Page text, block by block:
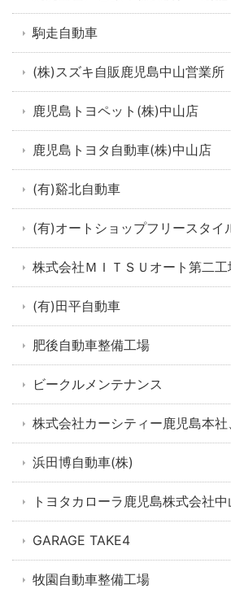
駒走自動車
(株)スズキ自販鹿児島中山営業所
鹿児島トヨペット(株)中山店
鹿児島トヨタ自動車(株)中山店
(有)谿北自動車
(有)オートショップフリースタイ
株式会社ＭＩＴＳＵオート第二工
(有)田平自動車
肥後自動車整備工場
ビークルメンテナンス
株式会社カーシティー鹿児島本
浜田博自動車(株)
トヨタカローラ鹿児島株式会社
GARAGE TAKE4
牧園自動車整備工場